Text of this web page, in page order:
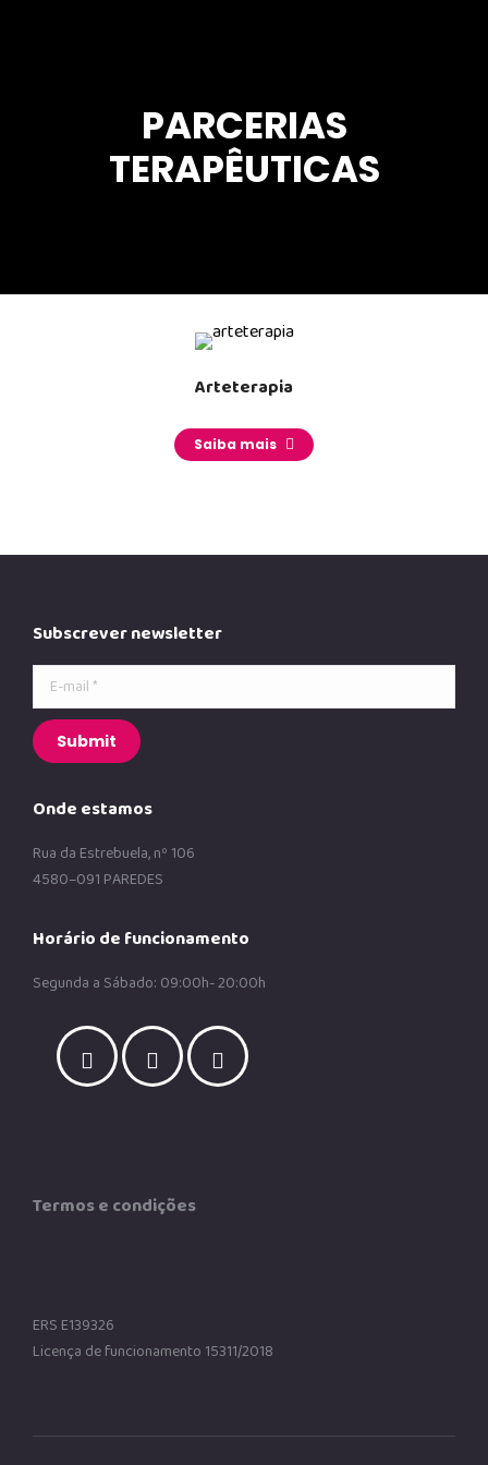
PARCERIAS
TERAPÊUTICAS
Arteterapia
Saiba mais
Subscrever newsletter
E-mail *
Submit
Onde estamos
Rua da Estrebuela, nº 106
4580–091 PAREDES
Horário de funcionamento
Segunda a Sábado: 09:00h- 20:00h
Termos e condições
ERS E139326
Licença de funcionamento 15311/2018